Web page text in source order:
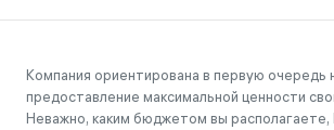
Компания ориентирована в первую очередь
предоставление максимальной ценности
Неважно, каким бюджетом вы